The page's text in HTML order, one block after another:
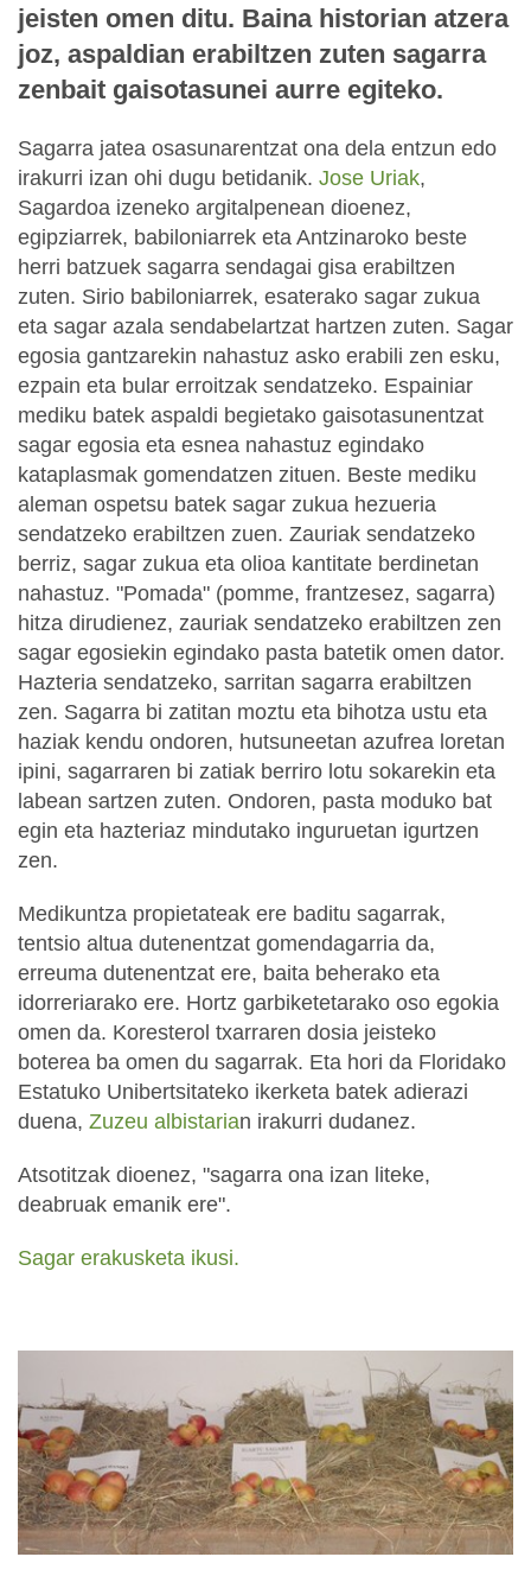
jeisten omen ditu. Baina historian atzera
joz, aspaldian erabiltzen zuten sagarra
zenbait gaisotasunei aurre egiteko.
Sagarra jatea osasunarentzat ona dela entzun edo
irakurri izan ohi dugu betidanik. Jose Uriak,
Sagardoa izeneko argitalpenean dioenez,
egipziarrek, babiloniarrek eta Antzinaroko beste
herri batzuek sagarra sendagai gisa erabiltzen
zuten. Sirio babiloniarrek, esaterako sagar zukua
eta sagar azala sendabelartzat hartzen zuten. Sagar
egosia gantzarekin nahastuz asko erabili zen esku,
ezpain eta bular erroitzak sendatzeko. Espainiar
mediku batek aspaldi begietako gaisotasunentzat
sagar egosia eta esnea nahastuz egindako
kataplasmak gomendatzen zituen. Beste mediku
aleman ospetsu batek sagar zukua hezueria
sendatzeko erabiltzen zuen. Zauriak sendatzeko
berriz, sagar zukua eta olioa kantitate berdinetan
nahastuz. "Pomada" (pomme, frantzesez, sagarra)
hitza dirudienez, zauriak sendatzeko erabiltzen zen
sagar egosiekin egindako pasta batetik omen dator.
Hazteria sendatzeko, sarritan sagarra erabiltzen
zen. Sagarra bi zatitan moztu eta bihotza ustu eta
haziak kendu ondoren, hutsuneetan azufrea loretan
ipini, sagarraren bi zatiak berriro lotu sokarekin eta
labean sartzen zuten. Ondoren, pasta moduko bat
egin eta hazteriaz mindutako inguruetan igurtzen
zen.
Medikuntza propietateak ere baditu sagarrak,
tentsio altua dutenentzat gomendagarria da,
erreuma dutenentzat ere, baita beherako eta
idorreriarako ere. Hortz garbiketetarako oso egokia
omen da. Koresterol txarraren dosia jeisteko
boterea ba omen du sagarrak. Eta hori da Floridako
Estatuko Unibertsitateko ikerketa batek adierazi
duena, Zuzeu albistarian irakurri dudanez.
Atsotitzak dioenez, "sagarra ona izan liteke,
deabruak emanik ere".
Sagar erakusketa ikusi.